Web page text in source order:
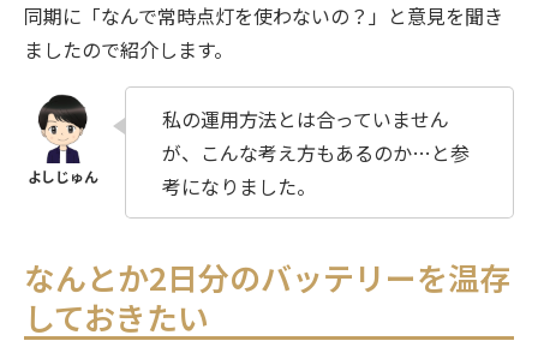
同期に「なんで常時点灯を使わないの？」と意見を聞き
ましたので紹介します。
私の運用方法とは合っていません
が、こんな考え方もあるのか…と参
考になりました。
なんとか2日分のバッテリーを温存
しておきたい